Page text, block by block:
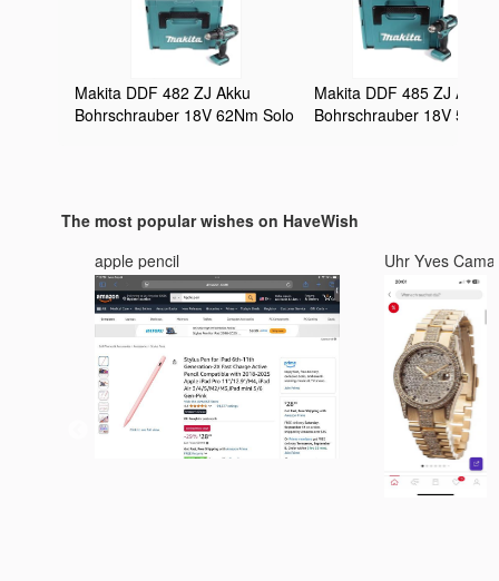
Makita DDF 482 ZJ Akku
Bohrschrauber 18V 62Nm Solo
Makita DDF 485 ZJ Akku
Bohrschrauber 18V
The most popular wishes on HaveWish
apple pencil
Uhr Yves